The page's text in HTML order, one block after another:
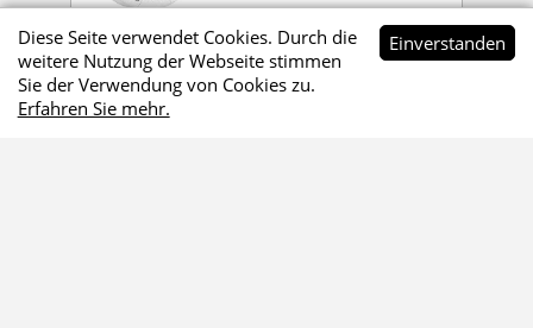
Werbehinweis
Die mit
gekennzeichneten Links sind Affiliate-Links.
Diese Seite verwendet Cookies. Durch die
weitere Nutzung der Webseite stimmen
Sie der Verwendung von Cookies zu.
Erfahren Sie mehr.
Ein­ver­standen